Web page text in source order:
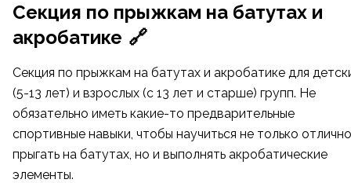
Секция по прыжкам на батутах и
акробатике 🔗
Секция по прыжкам на батутах и акробатике для
(5-13 лет) и взрослых (с 13 лет и старше) групп. Не
обязательно иметь какие-то предварительные
спортивные навыки, чтобы научиться не только отлично
прыгать на батутах, но и выполнять акробатические
элементы.